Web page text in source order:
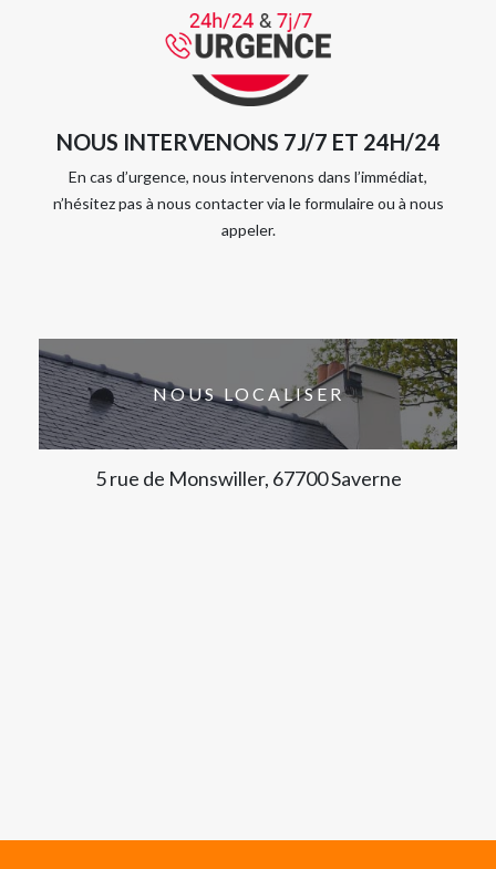
NOUS INTERVENONS 7J/7 ET 24H/24
En cas d’urgence, nous intervenons dans l’immédiat,
n’hésitez pas à nous contacter via le formulaire ou à nous
appeler.
NOUS LOCALISER
5 rue de Monswiller, 67700 Saverne